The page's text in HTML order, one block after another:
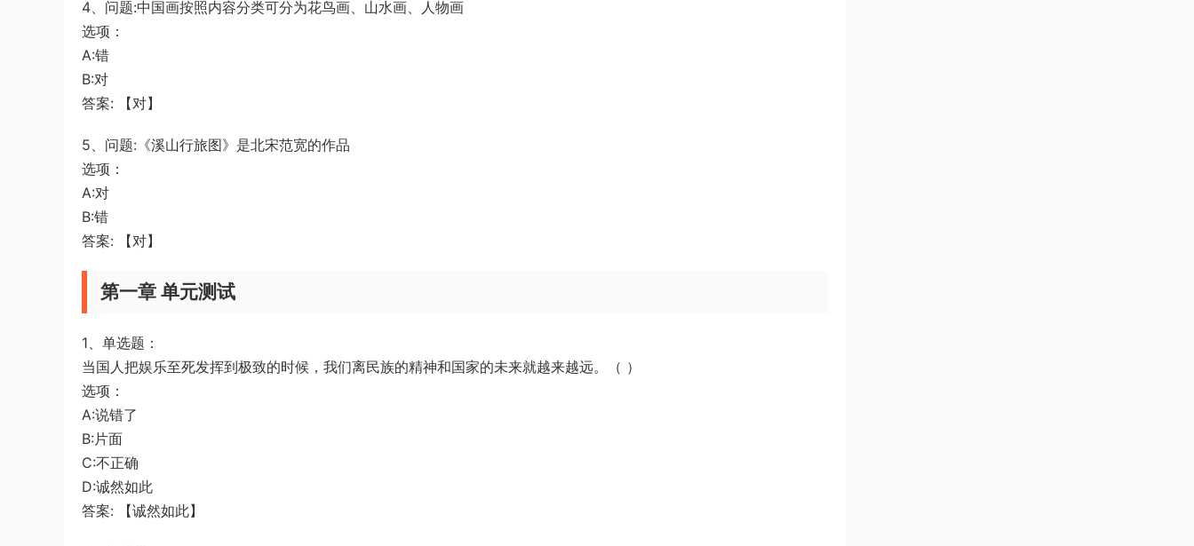
4、问题:中国画按照内容分类可分为花鸟画、山水画、人物画
选项：
A:错
B:对
答案: 【对】
5、问题:《溪山行旅图》是北宋范宽的作品
选项：
A:对
B:错
答案: 【对】
第一章 单元测试
1、单选题：
当国人把娱乐至死发挥到极致的时候，我们离民族的精神和国家的未来就越来越远。（ ）
选项：
A:说错了
B:片面
C:不正确
D:诚然如此
答案: 【诚然如此】